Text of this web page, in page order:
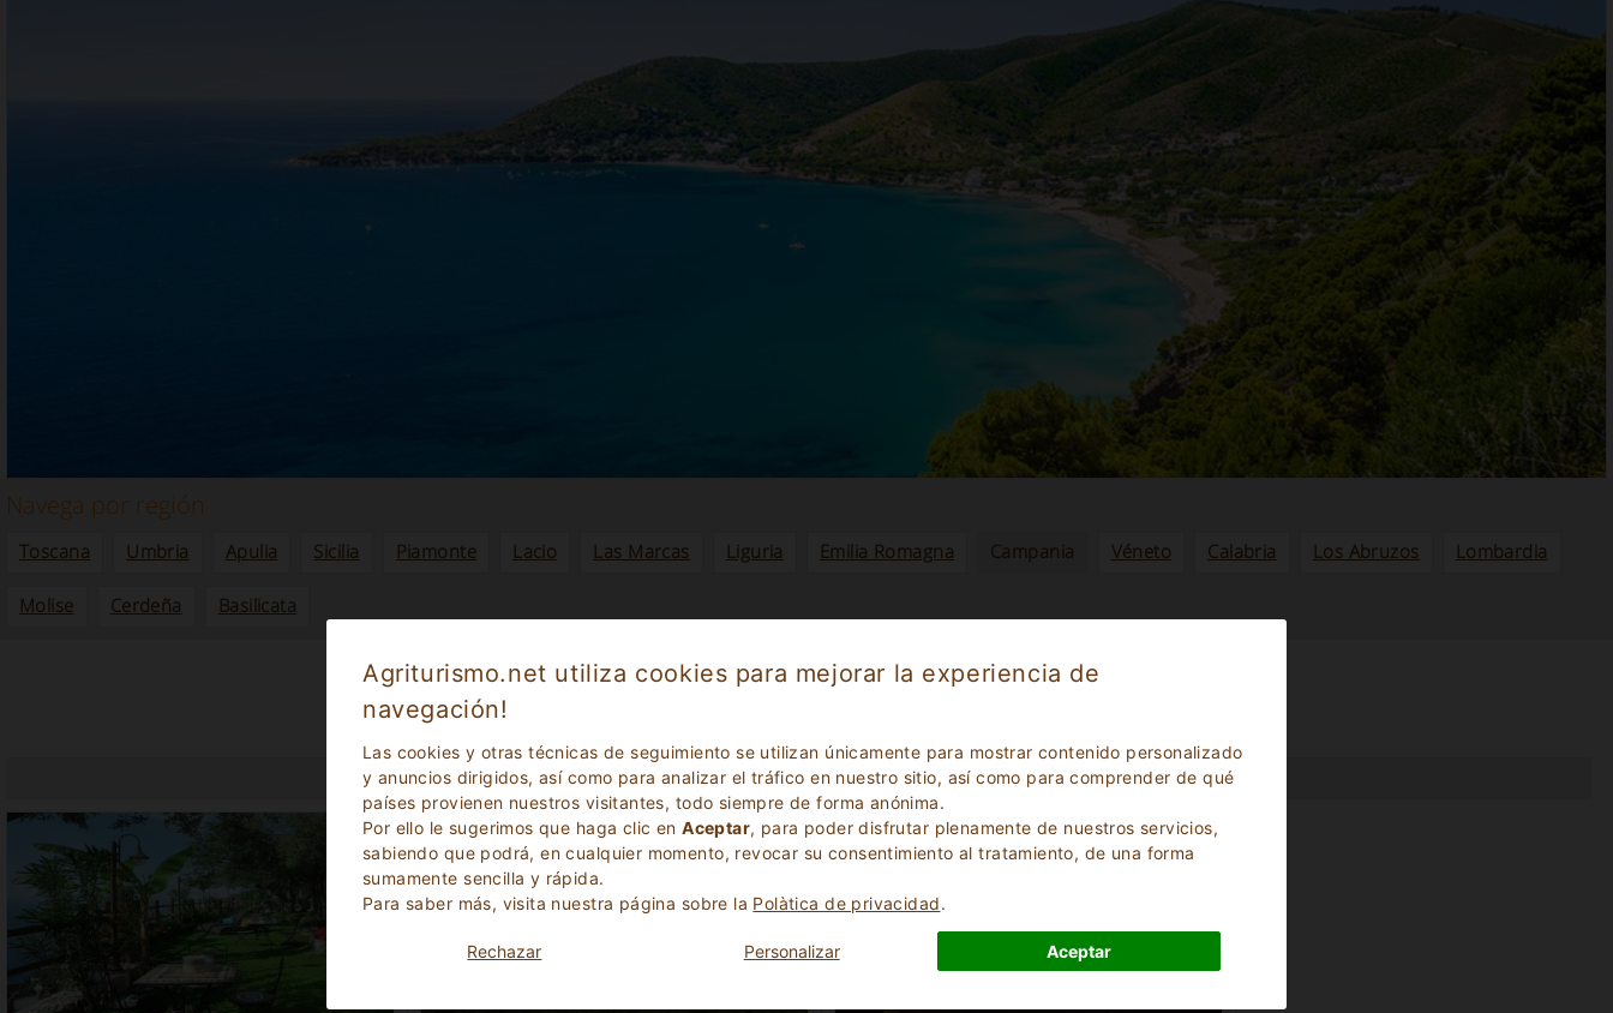
Agriturismo.net utiliza cookies para mejorar la experiencia de
navegación!
Las cookies y otras técnicas de seguimiento se utilizan únicamente para mostrar contenido personalizado
y anuncios dirigidos, así como para analizar el tráfico en nuestro sitio, así como para comprender de qué
países provienen nuestros visitantes, todo siempre de forma anónima.
Por ello le sugerimos que haga clic enAceptar, para poder disfrutar plenamente de nuestros servicios,
sabiendo que podrá, en cualquier momento, revocar su consentimiento al tratamiento, de una forma
sumamente sencilla y rápida.
Para saber más, visita nuestra página sobre la Polà­tica de privacidad.
Rechazar Personalizar Aceptar
Navega por región
Toscana Umbria Apulia Sicilia Piamonte Lacio Las Marcas Liguria Emilia Romagna Campania Véneto Calabria Los Abruzos Lombardia
Molise Cerdeña Basilicata
Campania